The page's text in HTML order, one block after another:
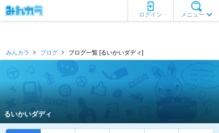
メニュー
ログイン
みんカラ ブログ ブログ一覧 [るいかいダディ]
るいかいダディ